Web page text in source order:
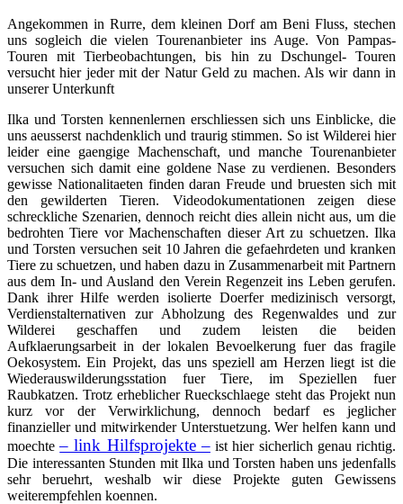
Angekommen in Rurre, dem kleinen Dorf am Beni Fluss, stechen
uns sogleich die vielen Tourenanbieter ins Auge. Von Pampas-
Touren mit Tierbeobachtungen, bis hin zu Dschungel- Touren
versucht hier jeder mit der Natur Geld zu machen. Als wir dann in
unserer Unterkunft
Ilka und Torsten kennenlernen erschliessen sich uns Einblicke, die
uns aeusserst nachdenklich und traurig stimmen. So ist Wilderei hier
leider eine gaengige Machenschaft, und manche Tourenanbieter
versuchen sich damit eine goldene Nase zu verdienen. Besonders
gewisse Nationalitaeten finden daran Freude und bruesten sich mit
den gewilderten Tieren. Videodokumentationen zeigen diese
schreckliche Szenarien, dennoch reicht dies allein nicht aus, um die
bedrohten Tiere vor Machenschaften dieser Art zu schuetzen. Ilka
und Torsten versuchen seit 10 Jahren die gefaehrdeten und kranken
Tiere zu schuetzen, und haben dazu in Zusammenarbeit mit Partnern
aus dem In- und Ausland den Verein Regenzeit ins Leben gerufen.
Dank ihrer Hilfe werden isolierte Doerfer medizinisch versorgt,
Verdienstalternativen zur Abholzung des Regenwaldes und zur
Wilderei geschaffen und zudem leisten die beiden
Aufklaerungsarbeit in der lokalen Bevoelkerung fuer das fragile
Oekosystem. Ein Projekt, das uns speziell am Herzen liegt ist die
Wiederauswilderungsstation fuer Tiere, im Speziellen fuer
Raubkatzen. Trotz erheblicher Rueckschlaege steht das Projekt nun
kurz vor der Verwirklichung, dennoch bedarf es jeglicher
finanzieller und mitwirkender Unterstuetzung. Wer helfen kann und
moechte– link Hilfsprojekte –ist hier sicherlich genau richtig.
Die interessanten Stunden mit Ilka und Torsten haben uns jedenfalls
sehr beruehrt, weshalb wir diese Projekte guten Gewissens
weiterempfehlen koennen.